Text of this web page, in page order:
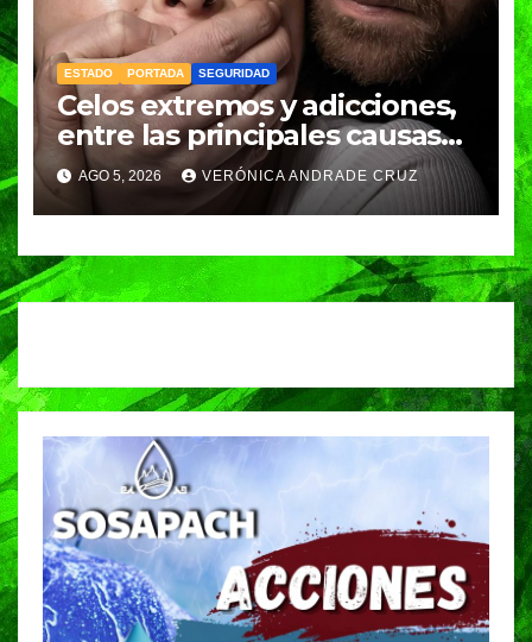
ESTADO PORTADA SEGURIDAD
Celos extremos y adicciones,
entre las principales causas
de feminicidio en Puebla:
Fiscalía
AGO 5, 2026 VERÓNICA ANDRADE CRUZ